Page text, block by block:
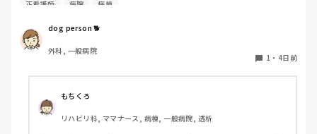
正看護師 病院 病棟
dog person 🐕
外科, 一般病院
1 ・ 4日前
もちくろ
リハビリ科, ママナース, 病棟, 一般病院, 透析